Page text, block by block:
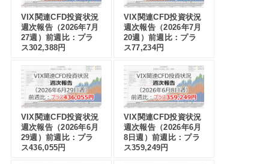
VIX関連CFD投資状況
週次報告（2026年7月
27週）前週比：プラ
ス302,388円
VIX関連CFD投資状況
週次報告（2026年7月
20週）前週比：プラ
ス77,234円
VIX関連CFD投資状況
週次報告（2026年6月
29週）前週比：プラ
ス436,055円
VIX関連CFD投資状況
週次報告（2026年6月
8日週）前週比：プラ
ス359,249円